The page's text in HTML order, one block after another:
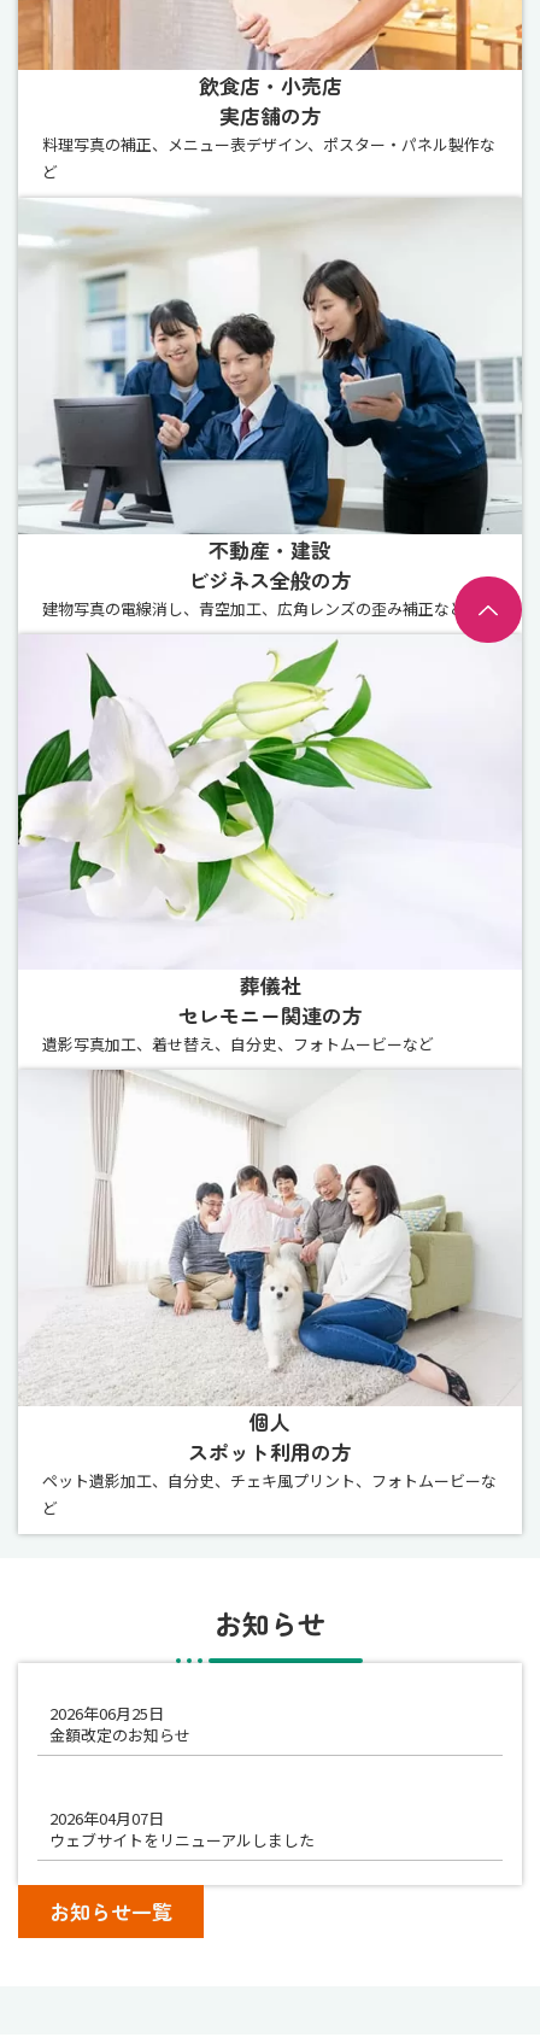
飲食店・小売店
実店舗の方
料理写真の補正、メニュー表デザイン、ポスター・パネル製作な
ど
不動産・建設
ビジネス全般の方
建物写真の電線消し、青空加工、広角レンズの歪み補正など
葬儀社
セレモニー関連の方
遺影写真加工、着せ替え、自分史、フォトムービーなど
個人
スポット利用の方
ペット遺影加工、自分史、チェキ風プリント、フォトムービーな
ど
お知らせ
2026年06月25日
金額改定のお知らせ
2026年04月07日
ウェブサイトをリニューアルしました
お知らせ一覧